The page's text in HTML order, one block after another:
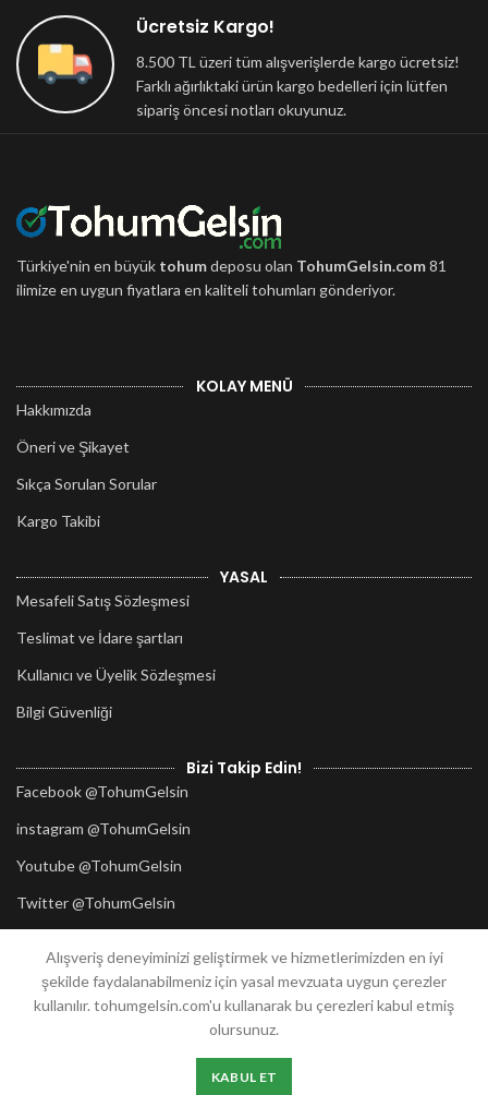
Ücretsiz Kargo!
8.500 TL üzeri tüm alışverişlerde kargo ücretsiz!
Farklı ağırlıktaki ürün kargo bedelleri için lütfen
sipariş öncesi notları okuyunuz.
Türkiye'nin en büyük tohumdeposu olan TohumGelsin.com81
ilimize en uygun fiyatlara en kaliteli tohumları gönderiyor.
KOLAY MENÜ
Hakkımızda
Öneri ve Şikayet
Sıkça Sorulan Sorular
Kargo Takibi
YASAL
Mesafeli Satış Sözleşmesi
Teslimat ve İdare şartları
Kullanıcı ve Üyelik Sözleşmesi
Bilgi Güvenliği
Bizi Takip Edin!
Facebook @TohumGelsin
instagram @TohumGelsin
Youtube @TohumGelsin
Twitter @TohumGelsin
2020TohumGelsin.comher hakkı saklıdır.
Tasarım:Güzellik Atölyesi Mersin
Alışveriş deneyiminizi geliştirmek ve hizmetlerimizden en iyi
şekilde faydalanabilmeniz için yasal mevzuata uygun çerezler
kullanılır. tohumgelsin.com'u kullanarak bu çerezleri kabul etmiş
olursunuz.
KABUL ET